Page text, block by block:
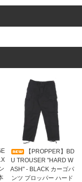
【PROPPER】BD
U TROUSER "HARD W
ASH" - BLACK カーゴパ
ンツ プロッパー ハード